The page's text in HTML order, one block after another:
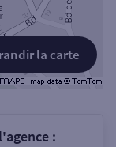
la carte
: